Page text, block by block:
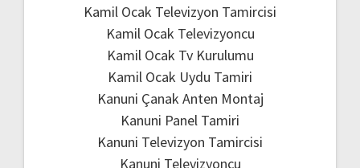
Kamil Ocak Televizyon Tamircisi
Kamil Ocak Televizyoncu
Kamil Ocak Tv Kurulumu
Kamil Ocak Uydu Tamiri
Kanuni Çanak Anten Montaj
Kanuni Panel Tamiri
Kanuni Televizyon Tamircisi
Kanuni Televizyoncu